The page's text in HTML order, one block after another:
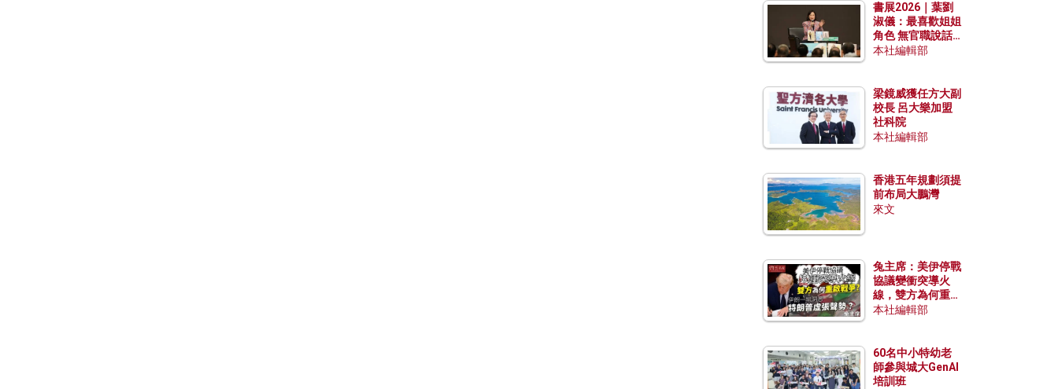
書展2026｜葉劉
淑儀：最喜歡姐姐
角色 無官職說話
包袱少
本社編輯部
梁鏡威獲任方大副
校長 呂大樂加盟
社科院
本社編輯部
香港五年規劃須提
前布局大鵬灣
來文
兔主席：美伊停戰
協議變衝突導火
線，雙方為何重啟
戰爭？伊朗一早洞
本社編輯部
60名中小特幼老
師參與城大GenAI
培訓班